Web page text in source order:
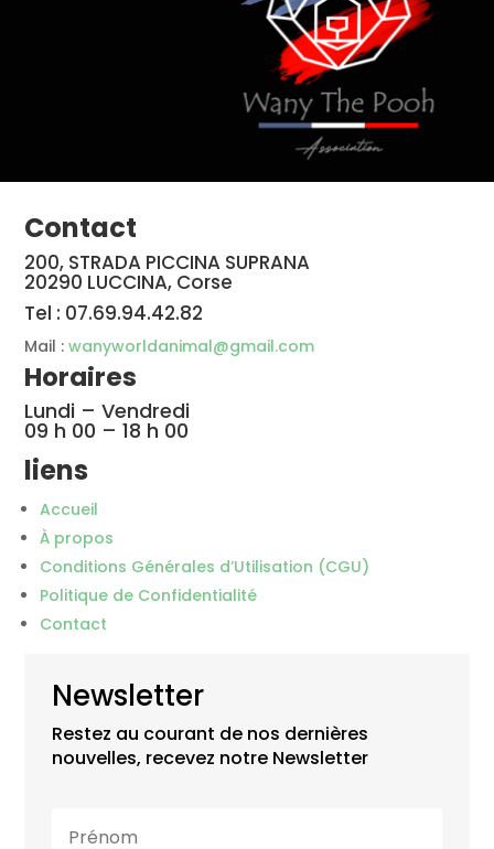
Contact
200, STRADA PICCINA SUPRANA
20290 LUCCINA, Corse
Tel : 07.69.94.42.82
Mail :wanyworldanimal@gmail.com
Horaires
Lundi – Vendredi
09 h 00 – 18 h 00
liens
Accueil
À propos
Conditions Générales d’Utilisation (CGU)
Politique de Confidentialité
Contact
Newsletter
Restez au courant de nos dernières
nouvelles, recevez notre Newsletter